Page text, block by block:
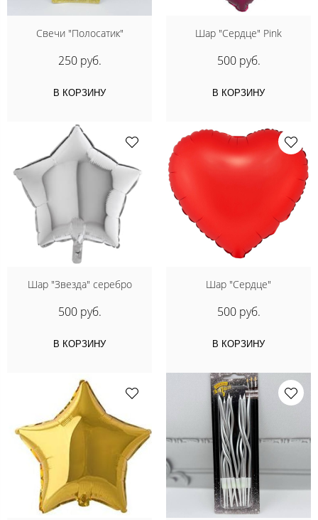
Свечи "Полосатик"
250 руб.
В КОРЗИНУ
Шар "Сердце" Pink
500 руб.
В КОРЗИНУ
Шар "Звезда" серебро
500 руб.
В КОРЗИНУ
Шар "Сердце"
500 руб.
В КОРЗИНУ